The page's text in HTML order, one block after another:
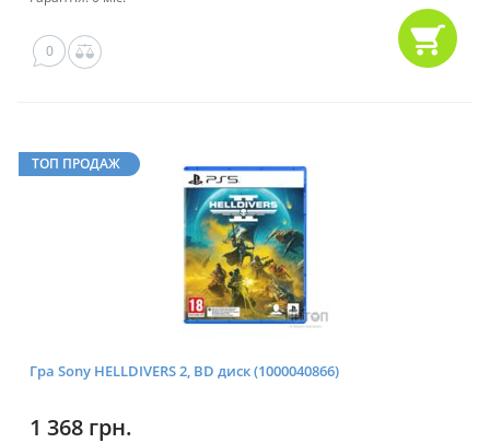
0
ТОП ПРОДАЖ
Гра Sony HELLDIVERS 2, BD диск (1000040866)
1 368 грн.